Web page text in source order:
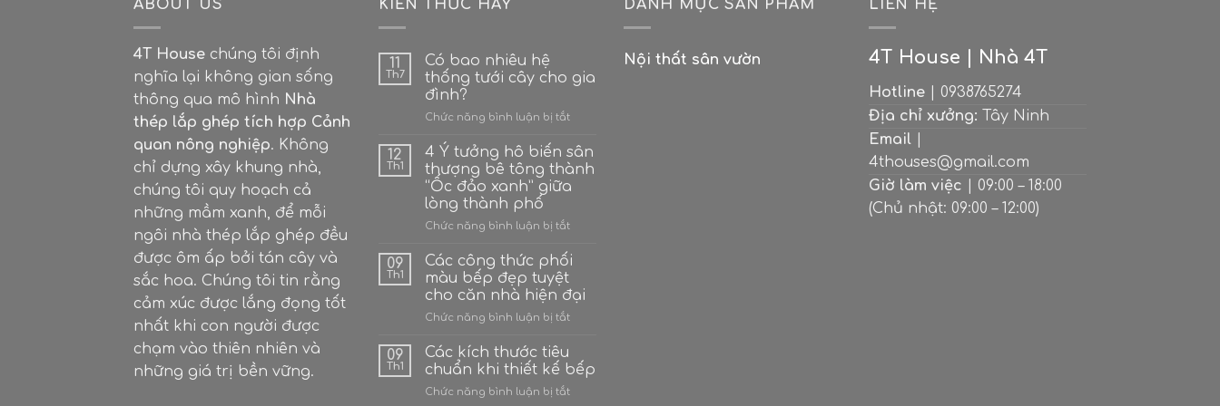
Chất lượng bàn thuộc hàng VNXK cực kì tinh xảo và sản xuất với chất lượng cao, bởi những bàn tay người thợ
Vận chuyển:Chi phí vận chuyển tùy thuộc cân nặng, kích thước khối hàng và địa điểm công trình. 4T Houses
vận chuyển tuỳ từng dòng sản phẩm.
Chính sách vận chuyển tại 4T Houses
Giao hàng tận nơi.
Phí ship cơ bản cho 1 sản phẩm từ 50k - 200k tuỳ khu vực.
Vì hàng hoá khá nặng và cồng kềnh, quý khách vui lòng thanh toán trước phí ship 2 chiều.
phí ship 1 chiều khi khách hàng đã nhận hàng thành công.
Xem thêm
chính sách vận chuyển
Chính sách bảo hành tại 4T Houses
Bảo hành 3 tháng đối với sản phẩm sale.
ABOUT US
4T House chúng tôi định
nghĩa lại không gian sống
thông qua mô hình Nhà
thép lắp ghép tích hợp Cảnh
quan nông nghiệp. Không
chỉ dựng xây khung nhà,
chúng tôi quy hoạch cả
những mầm xanh, để mỗi
ngôi nhà thép lắp ghép đều
được ôm ấp bởi tán cây và
sắc hoa. Chúng tôi tin rằng
cảm xúc được lắng đọng tốt
nhất khi con người được
chạm vào thiên nhiên và
những giá trị bền vững.
KIẾN THỨC HAY
11
Th7
Có bao nhiêu hệ
thống tưới cây cho gia
đình?
Chức năng bình luận bị tắtở
bao
nhiêu
hệ
thống
cây
gia
12
Th1
4 Ý tưởng hô biến sân
thượng bê tông thành
“Ốc đảo xanh” giữa
lòng thành phố
Chức năng bình luận bị tắtở
Ý
hô
biến
sân
tông
thành
“Ốc
09
Th1
Các công thức phối
màu bếp đẹp tuyệt
cho căn nhà hiện đại
Chức năng bình luận bị tắtở
thức
phối
màu
09
Th1
Các kích thước tiêu
chuẩn khi thiết kế bếp
Chức năng bình luận bị tắtở
DANH MỤC SẢN PHẨM
Nội thất sân vườn
LIÊN HỆ
4T House | Nhà 4T
Hotline | 0938765274
Địa chỉ xưởng:
Tây Ninh
Email
4thouses@gmail.com
Giờ làm việc | 09:00 – 18:00
(Chủ nhật: 09:00 – 12:00)